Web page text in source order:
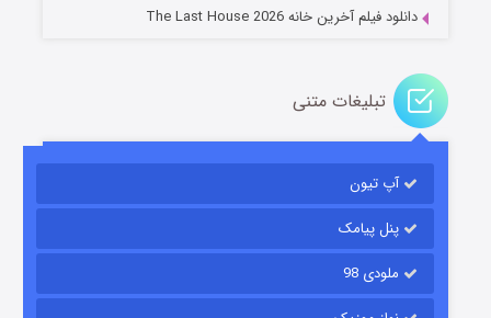
مردگان متحرک: شهر مرده ۳
دانلود فیلم آخرین خانه The Last House 2026
تبلیغات متنی
آپ تیون
پنل پیامک
ملودی 98